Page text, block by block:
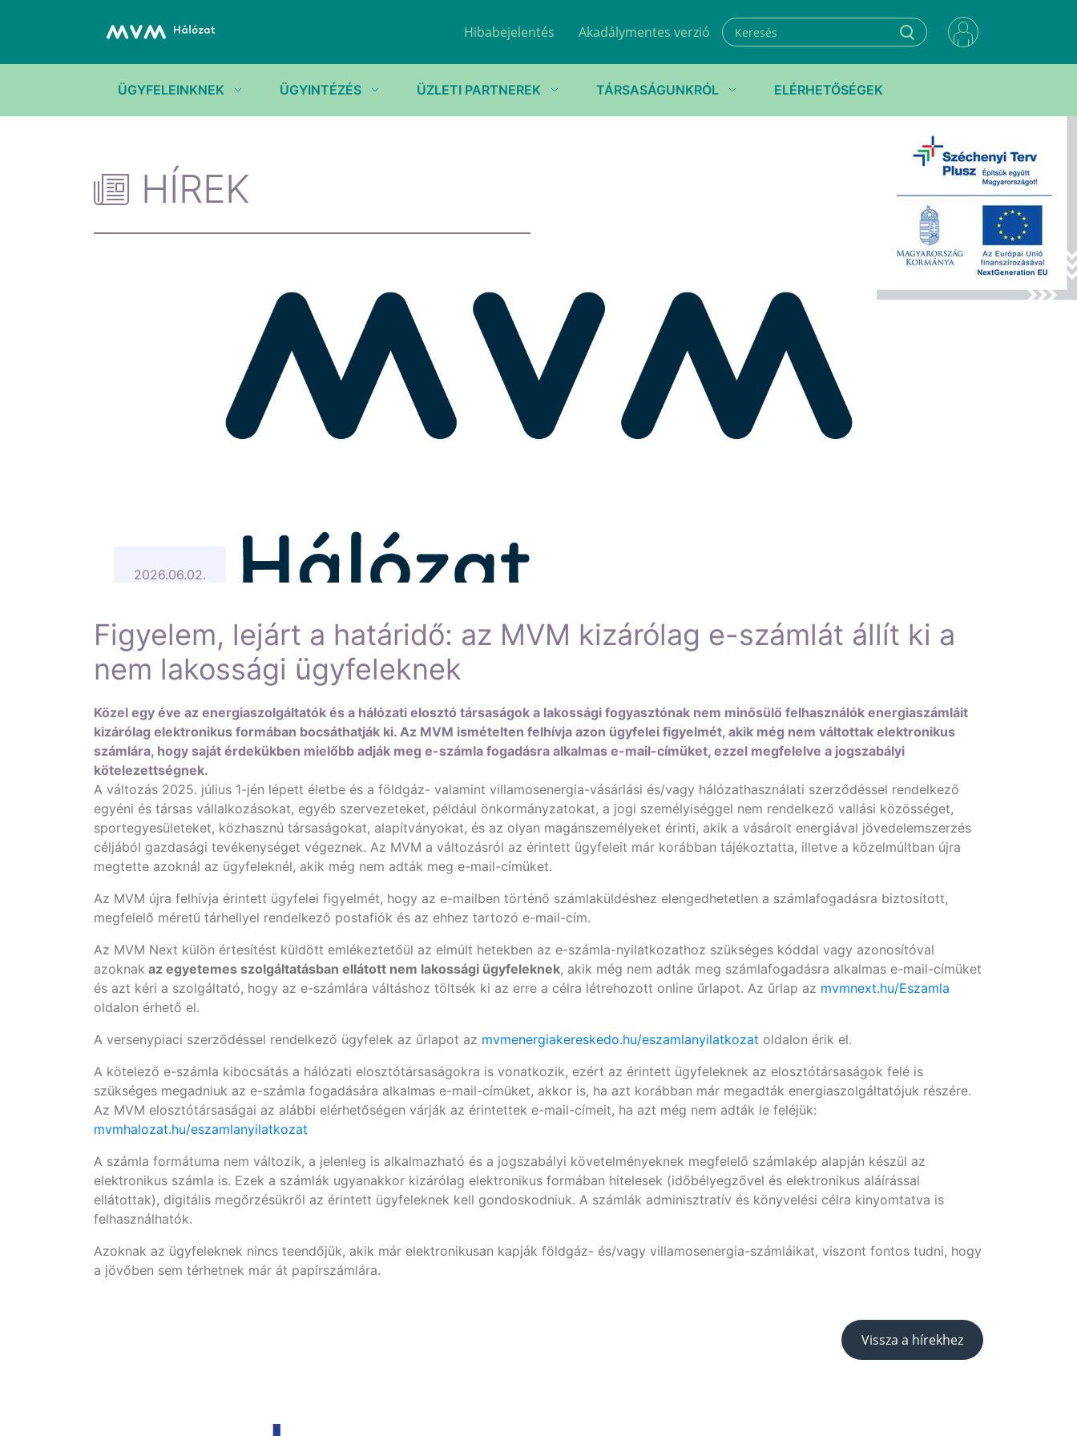
Hibabejelentés Akadálymentes verzió
ÜGYFELEINKNEK ÜGYINTÉZÉS ÜZLETI PARTNEREK TÁRSASÁGUNKRÓL ELÉRHETŐSÉGEK
HÍREK
2026.06.02.
Figyelem, lejárt a határidő: az MVM kizárólag e-számlát állít ki a
nem lakossági ügyfeleknek
Közel egy éve az energiaszolgáltatók és a hálózati elosztó társaságok a lakossági fogyasztónak nem minősülő felhasználók energiaszámláit
kizárólag elektronikus formában bocsáthatják ki. Az MVM ismételten felhívja azon ügyfelei figyelmét, akik még nem váltottak elektronikus
számlára, hogy saját érdekükben mielőbb adják meg e-számla fogadásra alkalmas e-mail-címüket, ezzel megfelelve a jogszabályi
kötelezettségnek.
A változás 2025. július 1-jén lépett életbe és a földgáz- valamint villamosenergia-vásárlási és/vagy hálózathasználati szerződéssel rendelkező
egyéni és társas vállalkozásokat, egyéb szervezeteket, például önkormányzatokat, a jogi személyiséggel nem rendelkező vallási közösséget,
sportegyesületeket, közhasznú társaságokat, alapítványokat, és az olyan magánszemélyeket érinti, akik a vásárolt energiával jövedelemszerzés
céljából gazdasági tevékenységet végeznek. Az MVM a változásról az érintett ügyfeleit már korábban tájékoztatta, illetve a közelmúltban újra
megtette azoknál az ügyfeleknél, akik még nem adták meg e-mail-címüket.
Az MVM újra felhívja érintett ügyfelei figyelmét, hogy az e-mailben történő számlaküldéshez elengedhetetlen a számlafogadásra biztosított,
megfelelő méretű tárhellyel rendelkező postafiók és az ehhez tartozó e-mail-cím.
Az MVM Next külön értesítést küldött emlékeztetőül az elmúlt hetekben az e-számla-nyilatkozathoz szükséges kóddal vagy azonosítóval
azoknak az egyetemes szolgáltatásban ellátott nem lakossági ügyfeleknek, akik még nem adták meg számlafogadásra alkalmas e-mail-címüket
és azt kéri a szolgáltató, hogy az e-számlára váltáshoz töltsék ki az erre a célra létrehozott online űrlapot. Az űrlap az mvmnext.hu/Eszamla
oldalon érhető el.
A versenypiaci szerződéssel rendelkező ügyfelek az űrlapot az mvmenergiakereskedo.hu/eszamlanyilatkozat oldalon érik el.
A kötelező e-számla kibocsátás a hálózati elosztótársaságokra is vonatkozik, ezért az érintett ügyfeleknek az elosztótársaságok felé is
szükséges megadniuk az e-számla fogadására alkalmas e-mail-címüket, akkor is, ha azt korábban már megadták energiaszolgáltatójuk részére.
Az MVM elosztótársaságai az alábbi elérhetőségen várják az érintettek e-mail-címeit, ha azt még nem adták le feléjük:
mvmhalozat.hu/eszamlanyilatkozat
A számla formátuma nem változik, a jelenleg is alkalmazható és a jogszabályi követelményeknek megfelelő számlakép alapján készül az
elektronikus számla is. Ezek a számlák ugyanakkor kizárólag elektronikus formában hitelesek (időbélyegzővel és elektronikus aláírással
ellátottak), digitális megőrzésükről az érintett ügyfeleknek kell gondoskodniuk. A számlák adminisztratív és könyvelési célra kinyomtatva is
felhasználhatók.
Azoknak az ügyfeleknek nincs teendőjük, akik már elektronikusan kapják földgáz- és/vagy villamosenergia-számláikat, viszont fontos tudni, hogy
a jövőben sem térhetnek már át papírszámlára.
Vissza a hírekhez